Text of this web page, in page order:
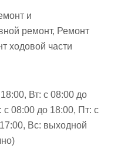
и
ремонт, Ремонт
ходовой части
Вт: с 08:00 до
08:00 до 18:00, Пт: с
Вс: выходной